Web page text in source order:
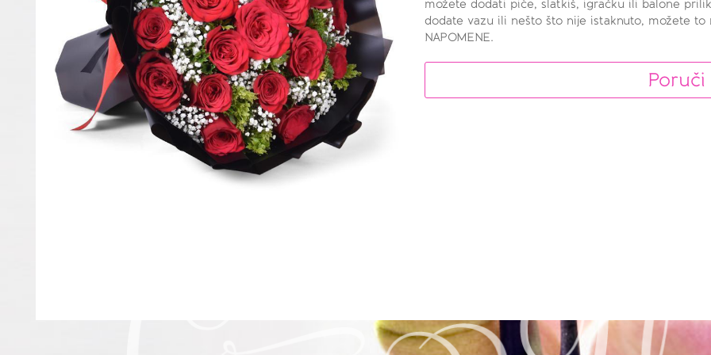
možete dodati piće, slatkiš, igračku ili balone
dodate vazu ili nešto što nije istaknuto, možete to
NAPOMENE.
Poruči